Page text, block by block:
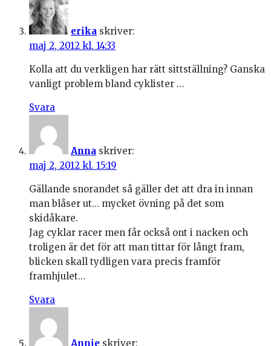
erika skriver:
maj 2, 2012 kl. 14:33
Kolla att du verkligen har rätt sittställning? Ganska
vanligt problem bland cyklister …
Svara
Anna skriver:
maj 2, 2012 kl. 15:19
Gällande snorandet så gäller det att dra in innan
man blåser ut… mycket övning på det som
skidåkare.
Jag cyklar racer men får också ont i nacken och
troligen är det för att man tittar för långt fram,
blicken skall tydligen vara precis framför
framhjulet…
Svara
Annie skriver: